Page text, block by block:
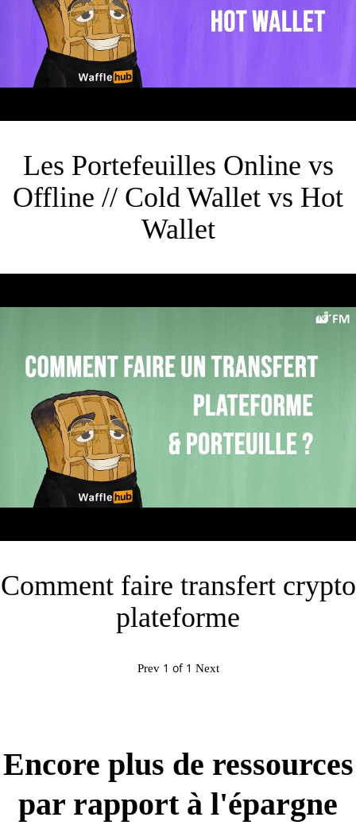
Les Portefeuilles Online vs
Offline // Cold Wallet vs Hot
Wallet
Comment faire transfert crypto
plateforme
Prev 1 of 1 Next
Encore plus de ressources
par rapport à l'épargne